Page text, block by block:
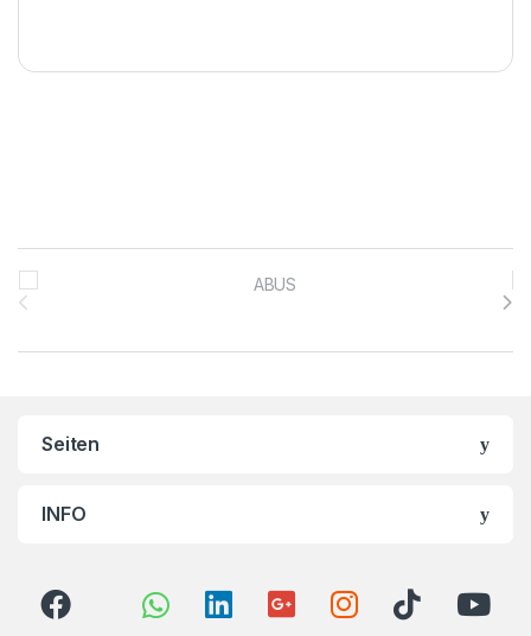
Brands Carousel
Seiten
INFO